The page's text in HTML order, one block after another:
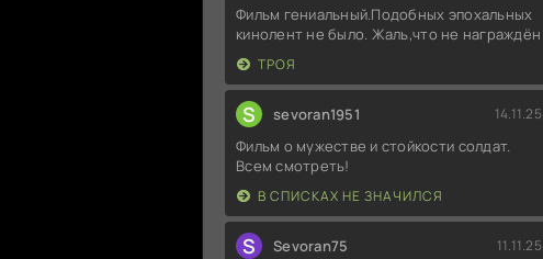
Фильм гениальный.Подобных эпохальных
кинолент не было. Жаль,что не награждён
ТРОЯ
S sevoran1951 14.11.25
Фильм о мужестве и стойкости солдат.
Всем смотреть!
В СПИСКАХ НЕ ЗНАЧИЛСЯ
S Sevoran75 11.11.25